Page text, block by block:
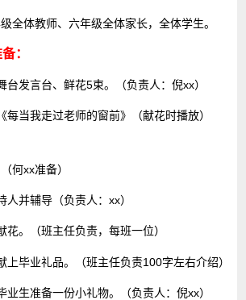
全体教师、六年级全体家长，全体学生。
：
台发言台、鲜花5束。（负责人：倪xx）
每当我走过老师的窗前》（献花时播放）
何xx准备）
人并辅导（负责人：xx）
花。（班主任负责，每班一位）
上毕业礼品。（班主任负责100字左右介绍）
业生准备一份小礼物。（负责人：倪xx）